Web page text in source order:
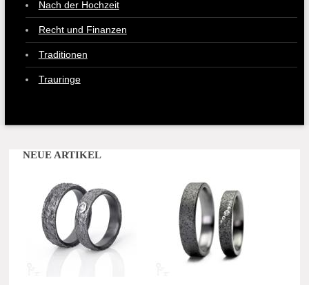
Nach der Hochzeit
Recht und Finanzen
Traditionen
Trauringe
NEUE ARTIKEL